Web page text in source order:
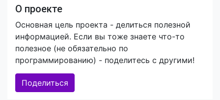
О проекте
Основная цель проекта - делиться полезной
информацией. Если вы тоже знаете что-то
полезное (не обязательно по
программированию) - поделитесь с другими!
Поделиться